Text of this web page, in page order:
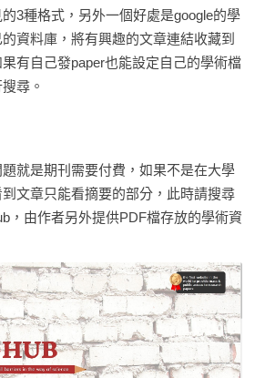
3種格式，另外一個好處是google的學
資料庫，將有興趣的文章連結收藏到
有自己發paper也能設定自己的學術檔
尋。
就是期刊需要付費，如果不是在大學
文章只能看摘要的部分，此時請搜尋
，由作者另外提供PDF檔存放的學術資